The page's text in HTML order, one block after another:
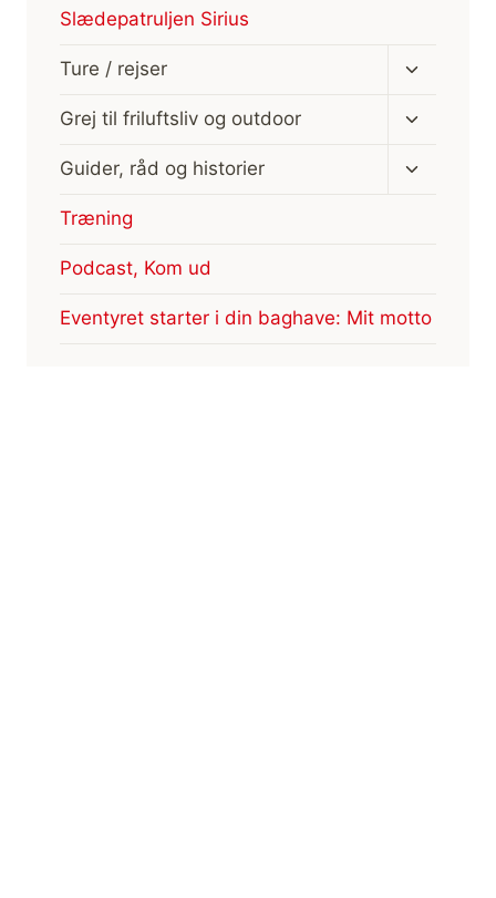
Slædepatruljen Sirius
Ture / rejser
Skift
Grej til friluftsliv og outdoor
Skift
Guider, råd og historier
Skift
Træning
Podcast, Kom ud
Eventyret starter i din baghave: Mit motto